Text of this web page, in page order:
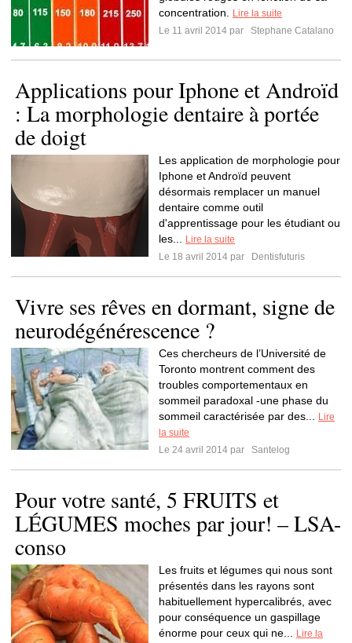
concentration.
Lire la suite
Le 11 avril 2014 par
Stephane Catalano
Applications pour Iphone et Androïd
: La morphologie dentaire à portée
de doigt
Les application de morphologie pour
Iphone et Androïd peuvent
désormais remplacer un manuel
dentaire comme outil
d'apprentissage pour les étudiant ou
les...
Lire la suite
Le 18 avril 2014 par
Dentisfuturis
Vivre ses rêves en dormant, signe de
neurodégénérescence ?
Ces chercheurs de l’Université de
Toronto montrent comment des
troubles comportementaux en
sommeil paradoxal -une phase du
sommeil caractérisée par des...
Lire
la suite
Le 24 avril 2014 par
Santelog
Pour votre santé, 5 FRUITS et
LÉGUMES moches par jour! – LSA-
conso
Les fruits et légumes qui nous sont
présentés dans les rayons sont
habituellement hypercalibrés, avec
pour conséquence un gaspillage
énorme pour ceux qui ne...
Lire la